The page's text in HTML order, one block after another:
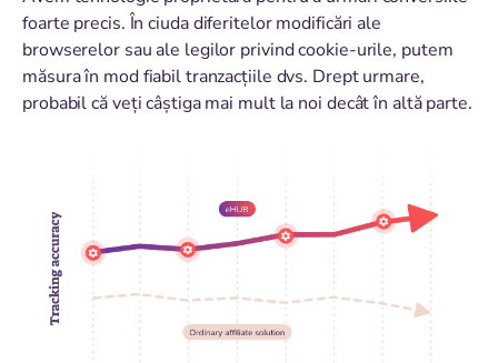
foarte precis. În ciuda diferitelor modificări ale
browserelor sau ale legilor privind cookie-urile, putem
măsura în mod fiabil tranzacțiile dvs. Drept urmare,
probabil că veți câștiga mai mult la noi decât în altă parte.